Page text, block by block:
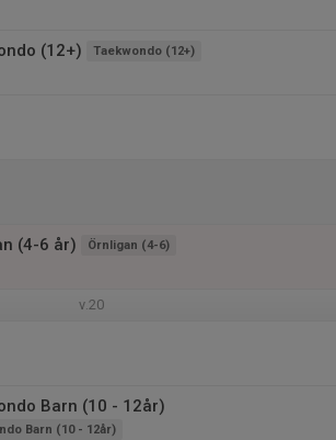
(12+) Taekwondo (12+)
(4-6 år) Örnligan (4-6)
v.20
Barn (10 - 12år)
Barn (10 - 12år)